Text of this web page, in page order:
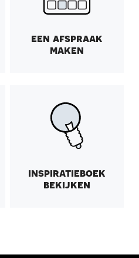
een afspraak
maken
inspiratieboek
bekijken